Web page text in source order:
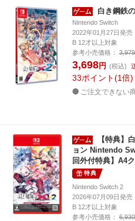
白き鋼鉄
Nintendo Switch
2022年01月27日発売
B 12才以上対象
参考小売価格：
3,698円 (税込)
33ポイント 1倍
ご注文できない
【特典】
ョン Nintendo
回外付特典】A4
特典
Nintendo Switch 2
2026年07月09日発売
B 12才以上対象
参考小売価格：